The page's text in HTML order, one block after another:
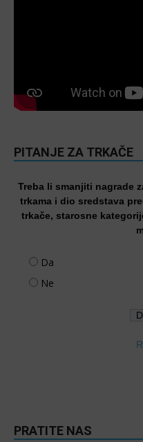
PITANJE ZA TRKAČE
Treba li smanjiti nagrade
trkama i dio sredstava
trkače, starosne
Da
Ne
PRATITE NAS